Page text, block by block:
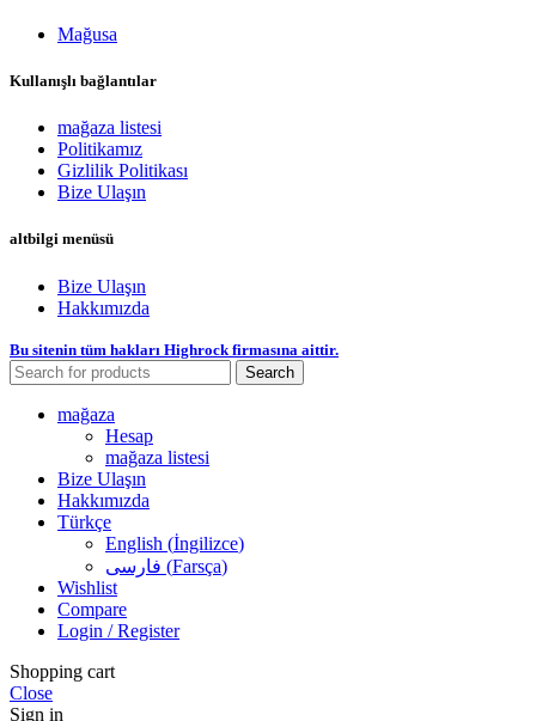
Mağusa
Kullanışlı bağlantılar
mağaza listesi
Politikamız
Gizlilik Politikası
Bize Ulaşın
altbilgi menüsü
Bize Ulaşın
Hakkımızda
Bu sitenin tüm hakları Highrock firmasına aittir.
Search
mağaza
Hesap
mağaza listesi
Bize Ulaşın
Hakkımızda
Türkçe
English (İngilizce)
فارسی (Farsça)
Wishlist
Compare
Login / Register
Shopping cart
Close
Sign in